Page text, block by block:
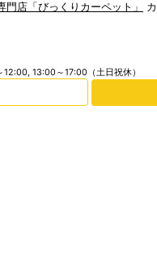
13:00～17:00（土日祝休）